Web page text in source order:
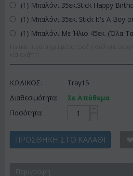
(1) Μπαλόνι 35εκ.Stick Happy
(1) Μπαλόνι 35εκ. Stick It's A Boy
(1) Μπαλόνι Με Ήλιο 45εκ. (Όλα
ΚΩΔΙΚΟΣ:
Tray15
Διαθεσιμότητα:
Σε Απόθεμα
Ποσότητα:
ΠΡΟΣΘΉΚΗ ΣΤΟ ΚΑΛΆΘΙ